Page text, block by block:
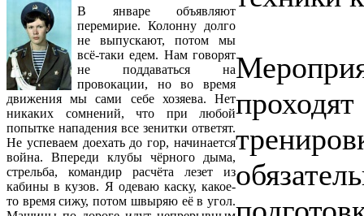
В январе объявляют
перемирие. Колонну долго
не выпускают, потом мы
всё-таки едем. Нам говорят
не поддаваться на
провокации, но во время
движения мы сами себе хозяева. Нет
никаких сомнений, что при любой
попытке нападения все зенитки ответят.
Не успеваем доехать до гор, начинается
война. Впереди клубы чёрного дыма,
стрельба, командир расчёта лезет из
кабины в кузов. Я одеваю каску, какое-
то время сижу, потом швыряю её в угол.